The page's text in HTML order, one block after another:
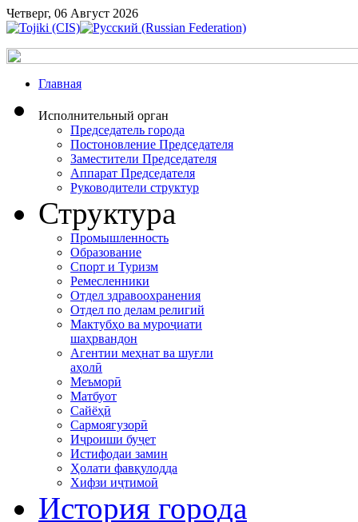
Четверг, 06 Август 2026
Главная
Исполнительный орган
Председатель города
Постоновление Председателя
Заместители Председателя
Аппарат Председателя
Руководители структур
Структура
Промышленность
Образование
Спорт и Туризм
Ремесленники
Отдел здравоохранения
Отдел по делам религий
Мактубҳо ва муроҷиати
шаҳрвандон
Агентии меҳнат ва шуғли
аҳолӣ
Меъморӣ
Матбуот
Сайёҳӣ
Сармоягузорӣ
Иҷроиши буҷет
Истифодаи замин
Ҳолати фавқулодда
Хифзи иҷтимоӣ
История города